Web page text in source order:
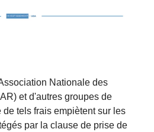
Nationale des
et d'autres groupes de
de tels frais empiètent sur les
par la clause de prise de